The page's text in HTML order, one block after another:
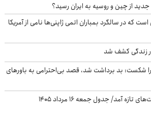
از چین و روسیه به ایران رسید؟
که در سالگرد بمباران اتمی ژاپنی‌ها نامی از آمریکا
زندگی کشف شد
شکست: بد برداشت شد، قصد بی‌احترامی به باورهای
آمد/ جدول جمعه ۱۶ مرداد ۱۴۰۵